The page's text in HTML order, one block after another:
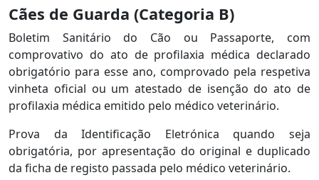
Cães de Guarda (Categoria B)
Boletim Sanitário do Cão ou Passaporte, com
comprovativo do ato de profilaxia médica declarado
obrigatório para esse ano, comprovado pela respetiva
vinheta oficial ou um atestado de isenção do ato de
profilaxia médica emitido pelo médico veterinário.
Prova da Identificação Eletrónica quando seja
obrigatória, por apresentação do original e duplicado
da ficha de registo passada pelo médico veterinário.